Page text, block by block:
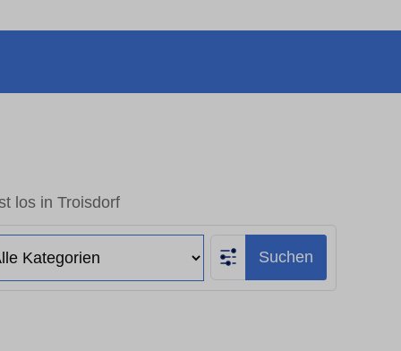
los in Troisdorf
Suchen